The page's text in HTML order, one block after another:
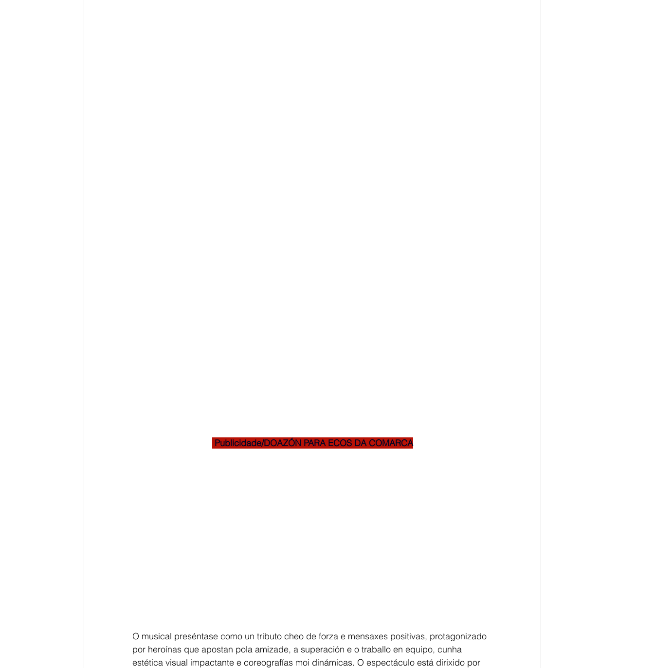
Publicidade/DOAZÓN PARA ECOS DA COMARCA
O musical preséntase como un tributo cheo de forza e mensaxes positivas, protagonizado
por heroínas que apostan pola amizade, a superación e o traballo en equipo, cunha
estética visual impactante e coreografías moi dinámicas. O espectáculo está dirixido por